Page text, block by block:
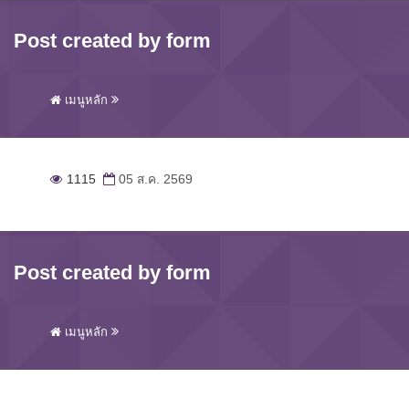
Post created by form
เมนูหลัก
1115 05 ส.ค. 2569
Post created by form
เมนูหลัก